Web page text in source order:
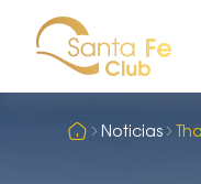
Noticias